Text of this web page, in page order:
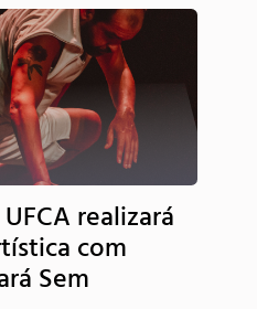
realizará
com
Sem